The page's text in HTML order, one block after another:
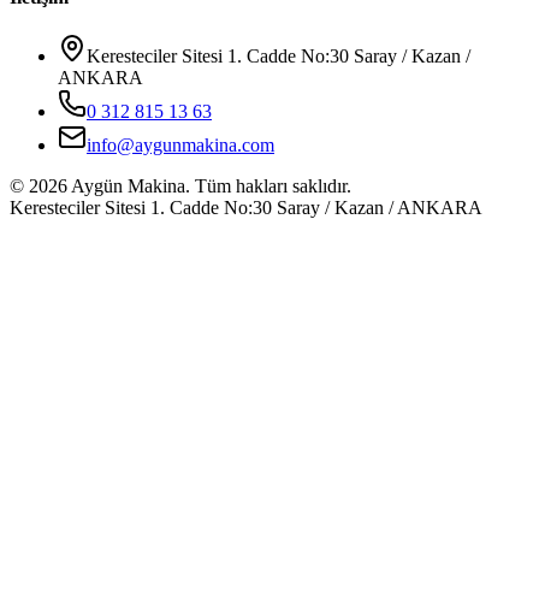
Keresteciler Sitesi 1. Cadde No:30 Saray / Kazan /
ANKARA
0 312 815 13 63
info@aygunmakina.com
© 2026Aygün Makina. Tüm hakları saklıdır.
Keresteciler Sitesi 1. Cadde No:30 Saray / Kazan / ANKARA